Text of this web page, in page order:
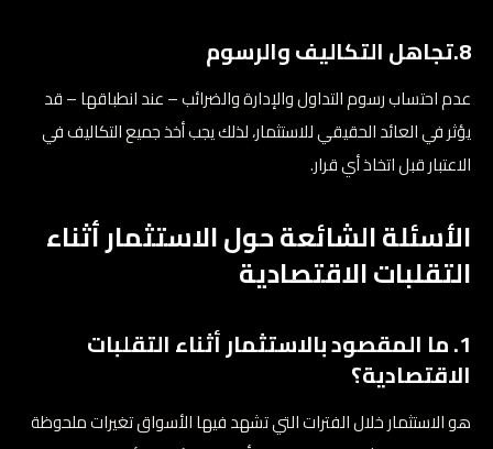
8.تجاهل التكاليف والرسوم
عدم احتساب رسوم التداول والإدارة والضرائب – عند انطباقها – قد
يؤثر في العائد الحقيقي للاستثمار، لذلك يجب أخذ جميع التكاليف في
الاعتبار قبل اتخاذ أي قرار.
الأسئلة الشائعة حول الاستثمار أثناء
التقلبات الاقتصادية
1. ما المقصود بالاستثمار أثناء التقلبات
الاقتصادية؟
هو الاستثمار خلال الفترات التي تشهد فيها الأسواق تغيرات ملحوظة